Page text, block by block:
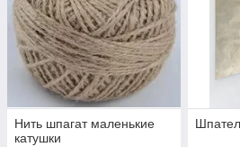
Нить шпагат маленькие
катушки